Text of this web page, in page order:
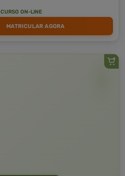
CURSO ON-LINE
MATRICULAR AGORA